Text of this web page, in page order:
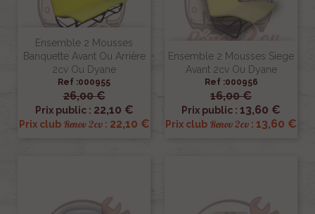
Ensemble 2 Mousses
Banquette Avant Ou Arrière
2cv Ou Dyane
Ref :000955
26,00 €
Prix public : 22,10 €
Prix club Renov 2cv: 22,10 €
Ensemble 2 Mousses Siege
Avant 2cv Ou Dyane
Ref :000956
16,00 €
Prix public : 13,60 €
Prix club Renov 2cv : 13,60 €